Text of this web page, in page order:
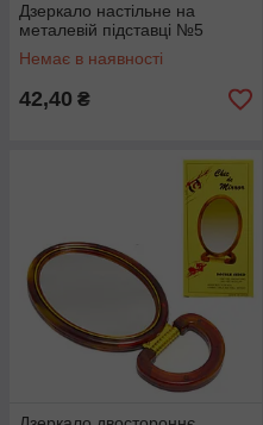
Дзеркало настільне на
металевій підставці №5
Немає в наявності
42,40 ₴